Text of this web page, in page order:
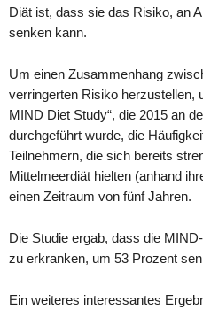
Diät ist, dass sie das Risiko, an
senken kann.
Um einen Zusammenhang
verringerten Risiko herzustellen,
MIND Diet Study“, die 2015 an
durchgeführt wurde, die
Teilnehmern, die sich bereits
Mittelmeerdiät hielten (anhand
einen Zeitraum von fünf Jahren.
Die Studie ergab, dass die
zu erkranken, um 53 Prozent
Ein weiteres interessantes